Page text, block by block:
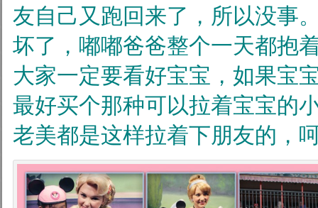
友自己又跑回来了，所以没事
坏了，嘟嘟爸爸整个一天都抱
大家一定要看好宝宝，如果宝
最好买个那种可以拉着宝宝的
老美都是这样拉着下朋友的，